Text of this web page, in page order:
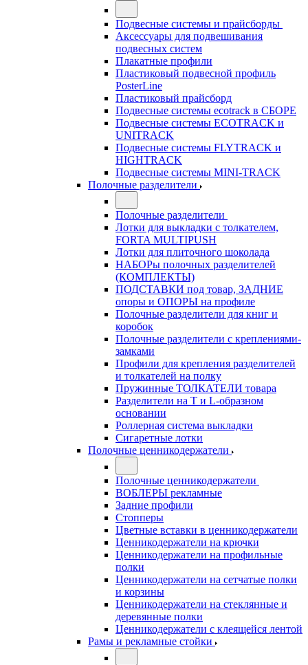
Подвесные системы и прайсборды
Аксессуары для подвешивания
подвесных систем
Плакатные профили
Пластиковый подвесной профиль
PosterLine
Пластиковый прайсборд
Подвесные системы ecotrack в СБОРЕ
Подвесные системы ECOTRACK и
UNITRACK
Подвесные системы FLYTRACK и
HIGHTRACK
Подвесные системы MINI-TRACK
Полочные разделители
Полочные разделители
Лотки для выкладки с толкателем,
FORTA MULTIPUSH
Лотки для плиточного шоколада
НАБОРы полочных разделителей
(КОМПЛЕКТЫ)
ПОДСТАВКИ под товар, ЗАДНИЕ
опоры и ОПОРЫ на профиле
Полочные разделители для книг и
коробок
Полочные разделители с креплениями-
замками
Профили для крепления разделителей
и толкателей на полку
Пружинные ТОЛКАТЕЛИ товара
Разделители на Т и L-образном
основании
Роллерная система выкладки
Сигаретные лотки
Полочные ценникодержатели
Полочные ценникодержатели
ВОБЛЕРЫ рекламные
Задние профили
Стопперы
Цветные вставки в ценникодержатели
Ценникодержатели на крючки
Ценникодержатели на профильные
полки
Ценникодержатели на сетчатые полки
и корзины
Ценникодержатели на стеклянные и
деревянные полки
Ценникодержатели с клеящейся лентой
Рамы и рекламные стойки